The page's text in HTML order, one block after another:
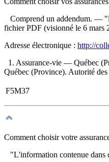
Comprend un addendum. —
fichier PDF (visionné le 6
Adresse électronique : http://
1. Assurance-vie — Québec
Québec (Province). Autorité
F5M37
Comment choisir votre
"L'information contenue dans